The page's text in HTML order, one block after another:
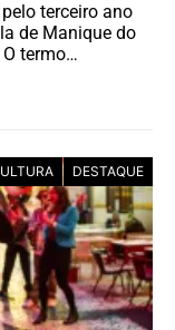
terceiro ano
de Manique do
termo…
DESTAQUE